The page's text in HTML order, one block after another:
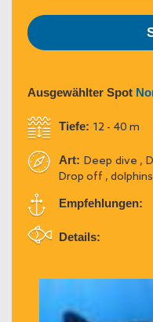
Ausgewählter Spot
Tiefe: 12 - 40 m
Art: Deep dive ,
Drop off , dolphins
Empfehlungen:
Details: